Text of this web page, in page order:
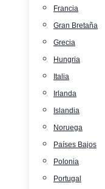
Francia
Gran Bretaña
Grecia
Hungria
Italia
Irlanda
Islandia
Noruega
Países Bajos
Polonia
Portugal